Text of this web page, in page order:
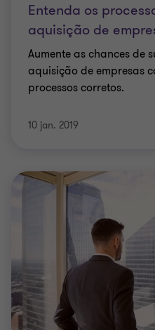
Entenda os
aquisição de
Aumente as chances de
aquisição de empresas
processos corretos.
10 jan. 2019